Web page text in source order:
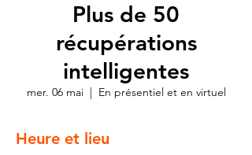
Plus de 50
récupérations
intelligentes
mer. 06 mai
  |
En présentiel et en virtuel
Heure et lieu